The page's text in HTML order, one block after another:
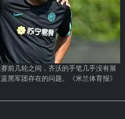
前几轮之间，齐沃的手笔几乎没有展
黑军团存在的问题。《米兰体育报》